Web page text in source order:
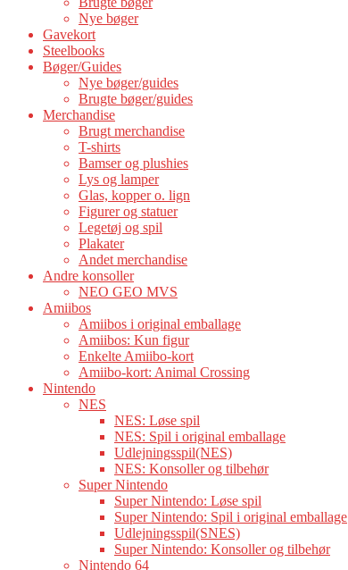
Nye bøger
Gavekort
Steelbooks
Bøger/Guides
Nye bøger/guides
Brugte bøger/guides
Merchandise
Brugt merchandise
T-shirts
Bamser og plushies
Lys og lamper
Glas, kopper o. lign
Figurer og statuer
Legetøj og spil
Plakater
Andet merchandise
Andre konsoller
NEO GEO MVS
Amiibos
Amiibos i original emballage
Amiibos: Kun figur
Enkelte Amiibo-kort
Amiibo-kort: Animal Crossing
Nintendo
NES
NES: Løse spil
NES: Spil i original emballage
Udlejningsspil(NES)
NES: Konsoller og tilbehør
Super Nintendo
Super Nintendo: Løse spil
Super Nintendo: Spil i original emballage
Udlejningsspil(SNES)
Super Nintendo: Konsoller og tilbehør
Nintendo 64